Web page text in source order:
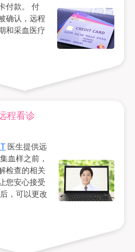
付款。 付
确认，远程
和采血医疗
程看诊
医生提供远
血样之前，
检查的相关
您安心接受
，可以更改